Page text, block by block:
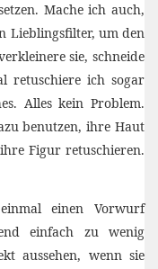
Mache ich auch,
Lieblingsfilter, um den
sie, schneide
retuschiere ich sogar
Alles kein Problem.
benutzen, ihre Haut
Figur retuschieren.
einen Vorwurf
einfach zu wenig
aussehen, wenn sie